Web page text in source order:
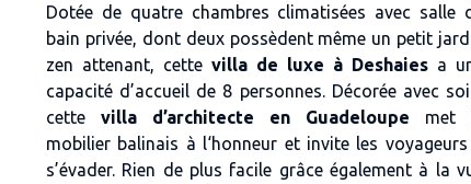
Dotée de quatre chambres climatisées avec salle
bain privée, dont deux possèdent même un petit
zen attenant, cette villa de luxe à Deshaies a
capacité d’accueil de 8 personnes. Décorée avec
cette villa d’architecte en Guadeloupe met
mobilier balinais à l‘honneur et invite les voyageurs
s’évader. Rien de plus facile grâce également à la